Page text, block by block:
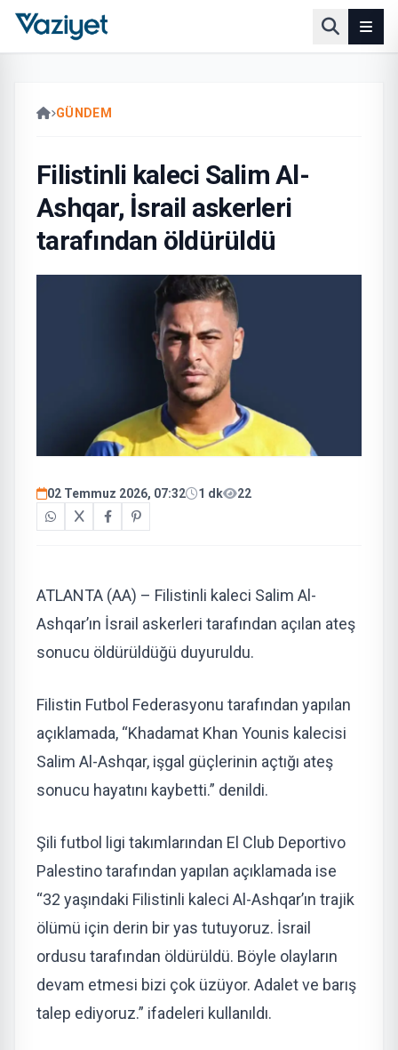
GÜNDEM
Filistinli kaleci Salim Al-
Ashqar, İsrail askerleri
tarafından öldürüldü
02 Temmuz 2026, 07:32 1 dk 22
ATLANTA (AA) – Filistinli kaleci Salim Al-
Ashqar’ın İsrail askerleri tarafından açılan ateş
sonucu öldürüldüğü duyuruldu.
Filistin Futbol Federasyonu tarafından yapılan
açıklamada, “Khadamat Khan Younis kalecisi
Salim Al-Ashqar, işgal güçlerinin açtığı ateş
sonucu hayatını kaybetti.” denildi.
Şili futbol ligi takımlarından El Club Deportivo
Palestino tarafından yapılan açıklamada ise
“32 yaşındaki Filistinli kaleci Al-Ashqar’ın trajik
ölümü için derin bir yas tutuyoruz. İsrail
ordusu tarafından öldürüldü. Böyle olayların
devam etmesi bizi çok üzüyor. Adalet ve barış
talep ediyoruz.” ifadeleri kullanıldı.